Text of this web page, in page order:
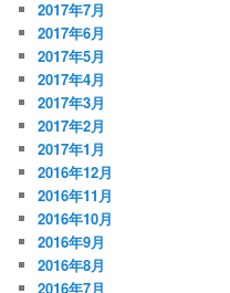
2017年7月
2017年6月
2017年5月
2017年4月
2017年3月
2017年2月
2017年1月
2016年12月
2016年11月
2016年10月
2016年9月
2016年8月
2016年7月